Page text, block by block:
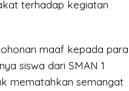
terhadap kegiatan
maaf kepada para
siswa dari SMAN 1
mematahkan semangat